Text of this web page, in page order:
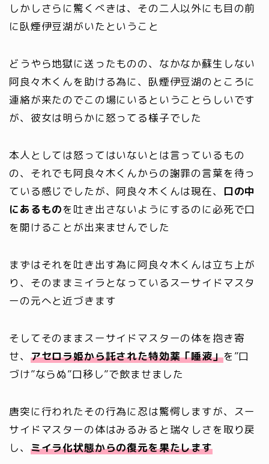
しかしさらに驚くべきは、その二人以外にも目の前
に臥煙伊豆湖がいたということ
どうやら地獄に送ったものの、なかなか蘇生しない
阿良々木くんを助ける為に、臥煙伊豆湖のところに
連絡が来たのでこの場にいるということらしいです
が、彼女は明らかに怒ってる様子でした
本人としては怒ってはいないとは言っているもの
の、それでも阿良々木くんからの謝罪の言葉を待っ
ている感じでしたが、阿良々木くんは現在、 口の中
にあるものを吐き出さないようにするのに必死で口
を開けることが出来ませんでした
まずはそれを吐き出す為に阿良々木くんは立ち上が
り、そのままミイラとなっているスーサイドマスタ
ーの元へと近づきます
そしてそのままスーサイドマスターの体を抱き寄
せ、 アセロラ姫から託された特効薬「唾液」を”口
づけ”ならぬ”口移し”で飲ませました
唐突に行われたその行為に忍は驚愕しますが、スー
サイドマスターの体はみるみると瑞々しさを取り戻
し、 ミイラ化状態からの復元を果たします